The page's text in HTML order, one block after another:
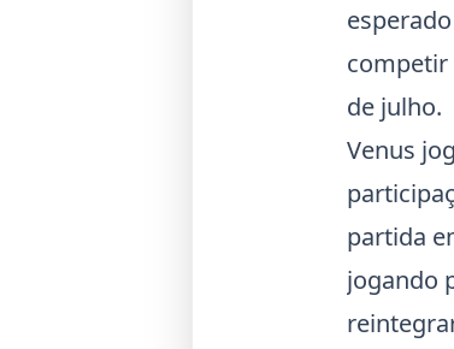
competir
de julho.
Venus
partida
jogando